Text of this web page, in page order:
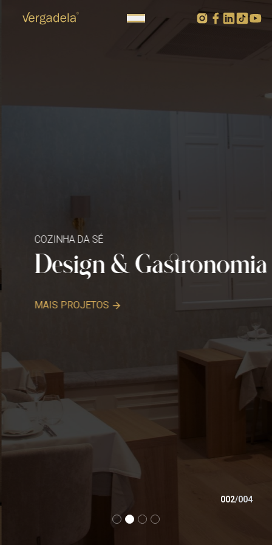
002/004
COZINHA DA SÉ
Design & Gastronomia
MAIS PROJETOS
1 2 3 4